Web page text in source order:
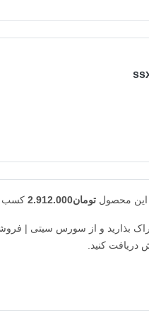
این محصول تومان2.912.000 کسب
بذارید و از سورس سیتی |
کنید.